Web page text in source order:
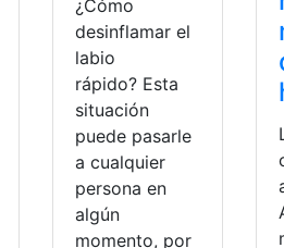
¿Cómo
desinflamar el
labio
rápido? Esta
situación
puede pasarle
a cualquier
persona en
algún
momento, por